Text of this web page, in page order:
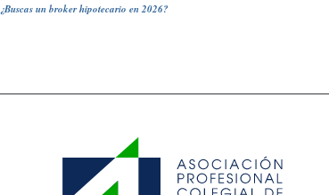
¿Buscas un broker hipotecario en 2026?